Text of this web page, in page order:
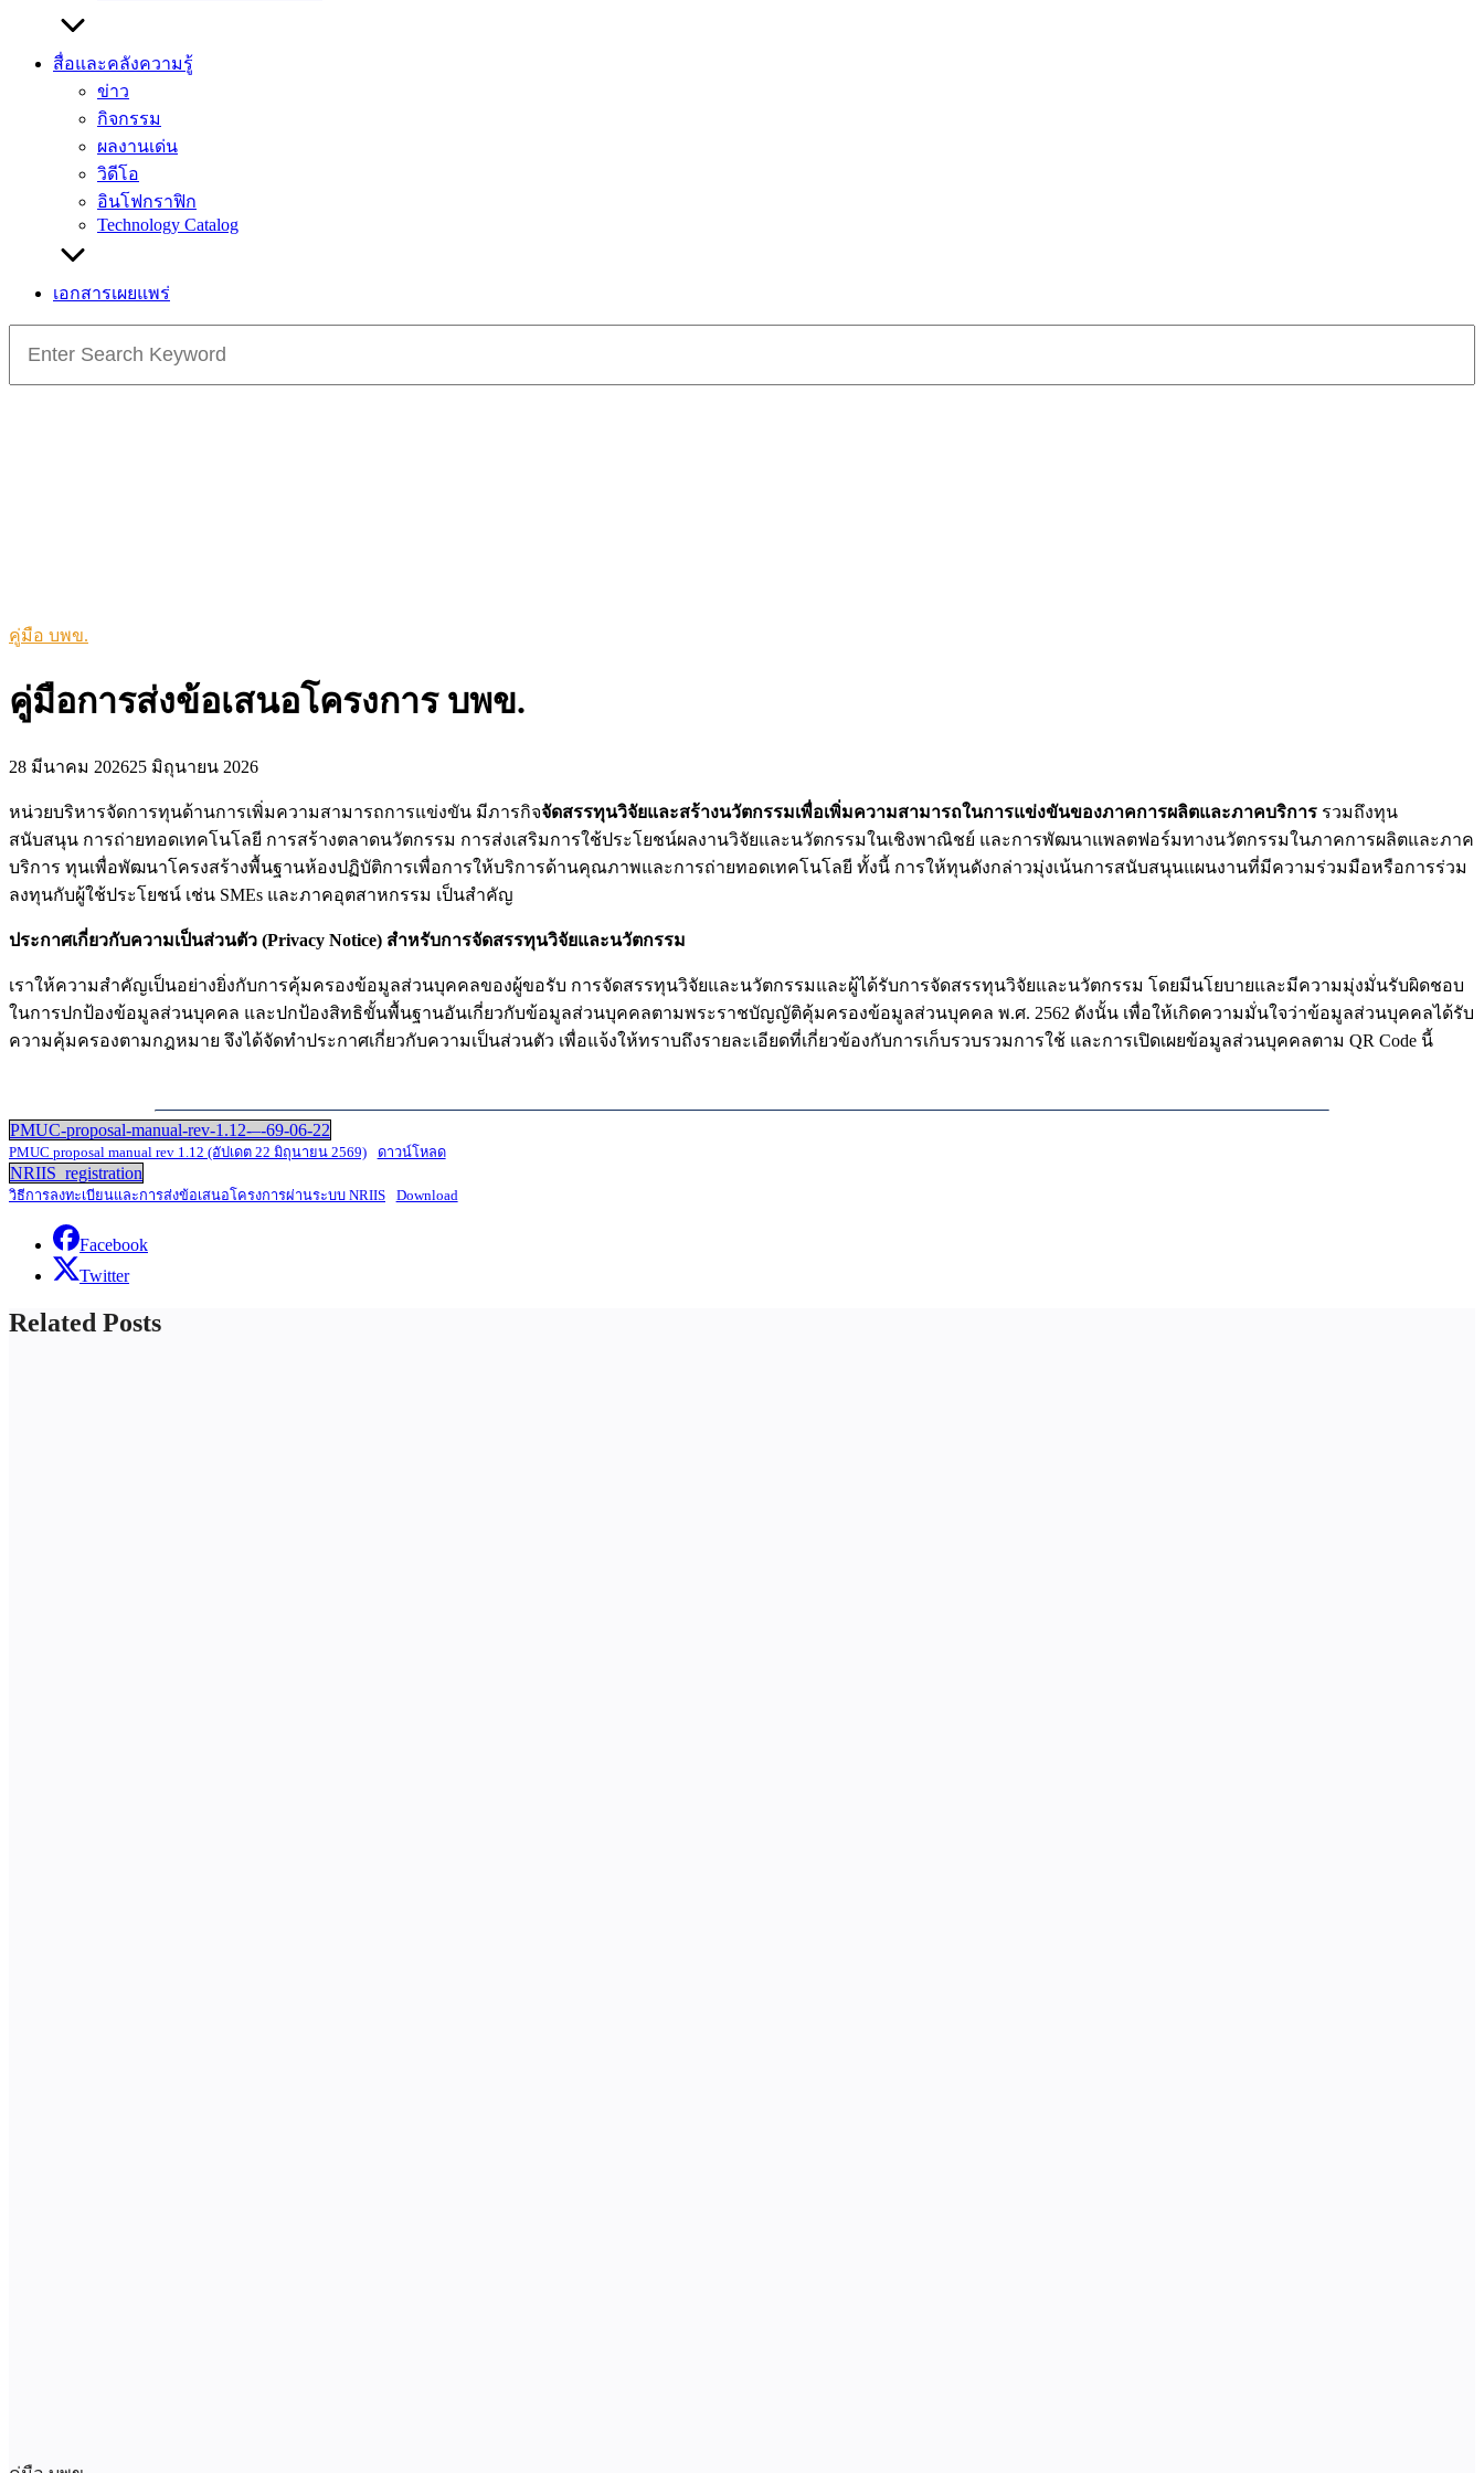
สื่อและคลังความรู้
ข่าว
กิจกรรม
ผลงานเด่น
วิดีโอ
อินโฟกราฟิก
Technology Catalog
เอกสารเผยแพร่
for:
คู่มือ บพข.
คู่มือการส่งข้อเสนอโครงการ บพข.
28 มีนาคม 202625 มิถุนายน 2026
หน่วยบริหารจัดการทุนด้านการเพิ่มความสามารถการแข่งขัน มีภารกิจจัดสรรทุนวิจัยและสร้างนวัตกรรมเพื่อเพิ่มความสามารถในการแข่งขันของภาคการผลิตและภาคบริการ รวมถึงทุน
สนับสนุน การถ่ายทอดเทคโนโลยี การสร้างตลาดนวัตกรรม การส่งเสริมการใช้ประโยชน์ผลงานวิจัยและนวัตกรรมในเชิงพาณิชย์ และการพัฒนาแพลตฟอร์มทางนวัตกรรมในภาคการผลิตและภาค
บริการ ทุนเพื่อพัฒนาโครงสร้างพื้นฐานห้องปฏิบัติการเพื่อการให้บริการด้านคุณภาพและการถ่ายทอดเทคโนโลยี ทั้งนี้ การให้ทุนดังกล่าวมุ่งเน้นการสนับสนุนแผนงานที่มีความร่วมมือหรือการร่วม
ลงทุนกับผู้ใช้ประโยชน์ เช่น SMEs และภาคอุตสาหกรรม เป็นสำคัญ
ประกาศเกี่ยวกับความเป็นส่วนตัว (Privacy Notice) สำหรับการจัดสรรทุนวิจัยและนวัตกรรม
เราให้ความสำคัญเป็นอย่างยิ่งกับการคุ้มครองข้อมูลส่วนบุคคลของผู้ขอรับ การจัดสรรทุนวิจัยและนวัตกรรมและผู้ได้รับการจัดสรรทุนวิจัยและนวัตกรรม โดยมีนโยบายและมีความมุ่งมั่นรับผิดชอบ
ในการปกป้องข้อมูลส่วนบุคคล และปกป้องสิทธิขั้นพื้นฐานอันเกี่ยวกับข้อมูลส่วนบุคคลตามพระราชบัญญัติคุ้มครองข้อมูลส่วนบุคคล พ.ศ. 2562 ดังนั้น เพื่อให้เกิดความมั่นใจว่าข้อมูลส่วนบุคคลได้รับ
ความคุ้มครองตามกฎหมาย จึงได้จัดทำประกาศเกี่ยวกับความเป็นส่วนตัว เพื่อแจ้งให้ทราบถึงรายละเอียดที่เกี่ยวข้องกับการเก็บรวบรวมการใช้ และการเปิดเผยข้อมูลส่วนบุคคลตาม QR Code นี้
PMUC-proposal-manual-rev-1.12-–-69-06-22
PMUC proposal manual rev 1.12 (อัปเดต 22 มิถุนายน 2569) ดาวน์โหลด
NRIIS_registration
วิธีการลงทะเบียนและการส่งข้อเสนอโครงการผ่านระบบ NRIIS Download
Facebook
Twitter
Related Posts